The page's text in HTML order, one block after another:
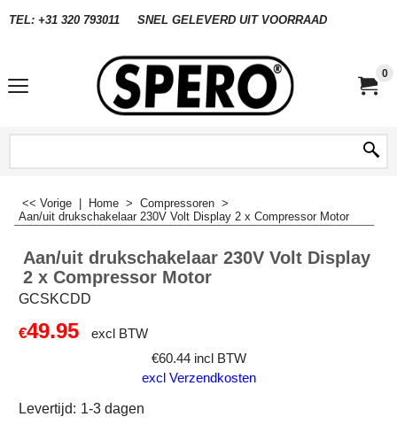
TEL: +31 320 793011 SNEL GELEVERD UIT VOORRAAD
0
<< Vorige Home > Compressoren >
Aan/uit drukschakelaar 230V Volt Display 2 x Compressor Motor
Aan/uit drukschakelaar 230V Volt Display
2 x Compressor Motor
GCSKCDD
€49.95
excl BTW
€60.44 incl BTW
excl Verzendkosten
Levertijd: 1-3 dagen